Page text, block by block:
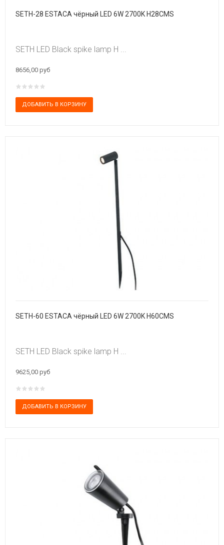
SETH-28 ESTACA чёрный LED 6W 2700K H28CMS
SETH LED Black spike lamp H ...
8656,00 руб
SETH-60 ESTACA чёрный LED 6W 2700K H60CMS
SETH LED Black spike lamp H ...
9625,00 руб